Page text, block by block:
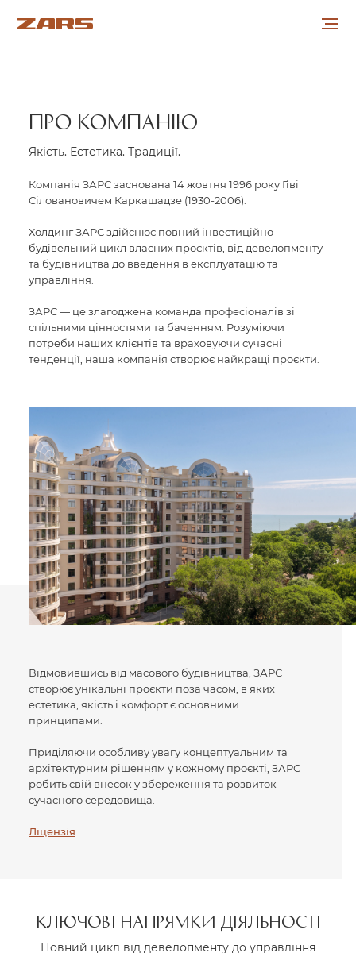
ПРОЕКТИ
КАР’ЄРА
НОВИНИ
РУС ENG
ПРО КОМПАНІЮ
Якість. Естетика. Традиції.
Компанія ЗАРС заснована 14 жовтня 1996 року Гіві
Сіловановичем Каркашадзе (1930-2006).
Холдинг ЗАРС здійснює повний інвестиційно-
будівельний цикл власних проєктів, від девелопменту
та будівництва до введення в експлуатацію та
управління.
ЗАРС — це злагоджена команда професіоналів зі
спільними цінностями та баченням. Розуміючи
потреби наших клієнтів та враховуючи сучасні
тенденції, наша компанія створює найкращі проєкти.
Відмовившись від масового будівництва, ЗАРС
створює унікальні проєкти поза часом, в яких
естетика, якість і комфорт є основними
принципами.
Приділяючи особливу увагу концептуальним та
архітектурним рішенням у кожному проєкті, ЗАРС
робить свій внесок у збереження та розвиток
сучасного середовища.
Ліцензія
КЛЮЧОВІ НАПРЯМКИ ДІЯЛЬНОСТІ
Повний цикл від девелопменту до управління